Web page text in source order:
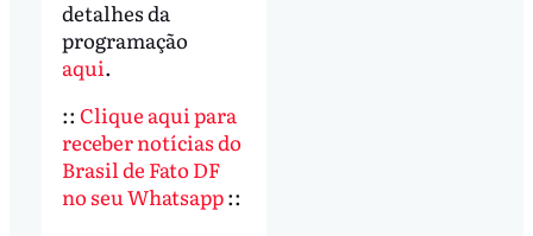
detalhes da
programação
aqui.
:: Clique aqui para
receber notícias do
Brasil de Fato DF
no seu Whatsapp::